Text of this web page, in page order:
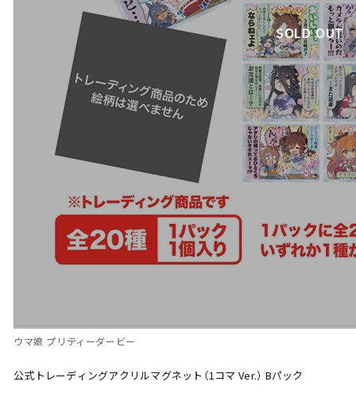
SOLD OUT
ウマ娘 プリティーダービー
公式トレーディングアクリルマグネット（1コマ Ver.） Bパック